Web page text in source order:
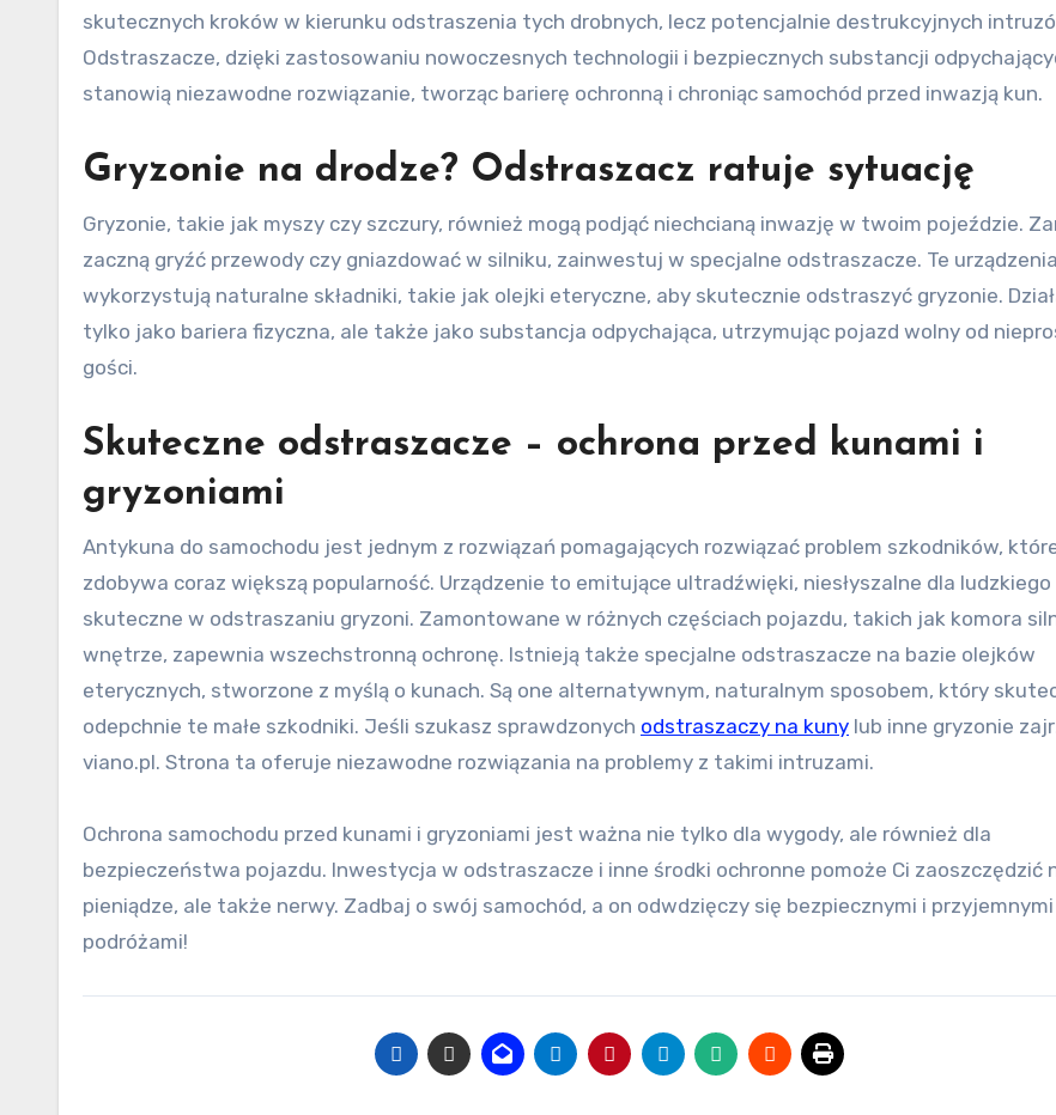
skutecznych kroków w kierunku odstraszenia tych drobnych, lecz potencjalnie destrukcyjnych
Odstraszacze, dzięki zastosowaniu nowoczesnych technologii i bezpiecznych substancji
stanowią niezawodne rozwiązanie, tworząc barierę ochronną i chroniąc samochód przed inwazją kun.
Gryzonie na drodze? Odstraszacz ratuje sytuację
Gryzonie, takie jak myszy czy szczury, również mogą podjąć niechcianą inwazję w twoim pojeździe.
zaczną gryźć przewody czy gniazdować w silniku, zainwestuj w specjalne odstraszacze. Te
wykorzystują naturalne składniki, takie jak olejki eteryczne, aby skutecznie odstraszyć gryzonie.
tylko jako bariera fizyczna, ale także jako substancja odpychająca, utrzymując pojazd wolny od
gości.
Skuteczne odstraszacze – ochrona przed kunami i
gryzoniami
Antykuna do samochodu jest jednym z rozwiązań pomagających rozwiązać problem szkodników,
zdobywa coraz większą popularność. Urządzenie to emitujące ultradźwięki, niesłyszalne dla ludzkiego
skuteczne w odstraszaniu gryzoni. Zamontowane w różnych częściach pojazdu, takich jak komora
wnętrze, zapewnia wszechstronną ochronę. Istnieją także specjalne odstraszacze na bazie olejków
eterycznych, stworzone z myślą o kunach. Są one alternatywnym, naturalnym sposobem, który
odepchnie te małe szkodniki. Jeśli szukasz sprawdzonych odstraszaczy na kuny lub inne gryzonie
viano.pl. Strona ta oferuje niezawodne rozwiązania na problemy z takimi intruzami.
Ochrona samochodu przed kunami i gryzoniami jest ważna nie tylko dla wygody, ale również dla
bezpieczeństwa pojazdu. Inwestycja w odstraszacze i inne środki ochronne pomoże Ci zaoszczędzić
pieniądze, ale także nerwy. Zadbaj o swój samochód, a on odwdzięczy się bezpiecznymi i przyjemnymi
podróżami!